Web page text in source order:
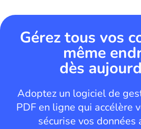
Gérez tous vos
même
dès
Adoptez un logiciel de
PDF en ligne qui accélère
sécurise vos données